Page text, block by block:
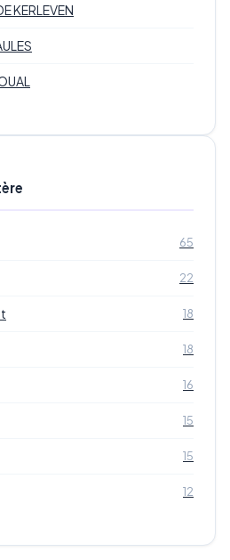
KERLEVEN
65
22
18
18
16
15
15
12